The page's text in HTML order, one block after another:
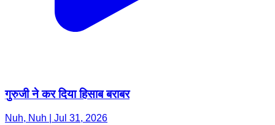
गुरुजी ने कर दिया हिसाब बराबर
Nuh, Nuh | Jul 31, 2026